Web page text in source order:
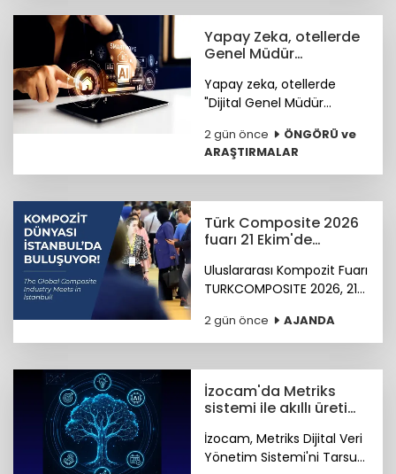
Yapay Zeka, otellerde
Genel Müdür
hazırlanıyor
Yapay zeka, otellerde
"Dijital Genel Müdür
hazırlanıyor.
2 gün önce
ÖNGÖRÜ ve
ARAŞTIRMALAR
Türk Composite 2026
fuarı 21 Ekim'de
Uluslararası Kompozit Fuarı
TURKCOMPOSITE 2026, 21-
İstanbul Fuar Merkezi’nde
düzenlenecek.
2 gün önce AJANDA
İzocam'da Metriks
sistemi ile akıllı üretim
İzocam, Metriks Dijital Veri
Yönetim Sistemi'ni Tarsus